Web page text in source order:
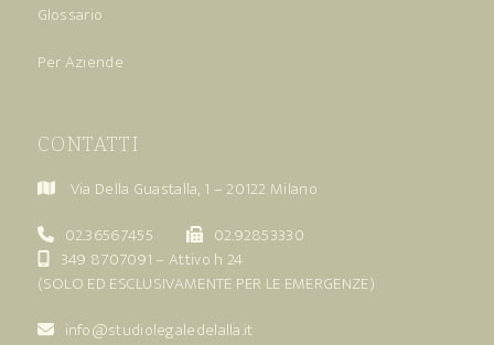
Glossario
Per Aziende
CONTATTI
Via Della Guastalla, 1 – 20122 Milano
02.36567455
02.92853330
349 8707091 – Attivo h 24
(SOLO ED ESCLUSIVAMENTE PER LE EMERGENZE)
info@studiolegaledelalla.it